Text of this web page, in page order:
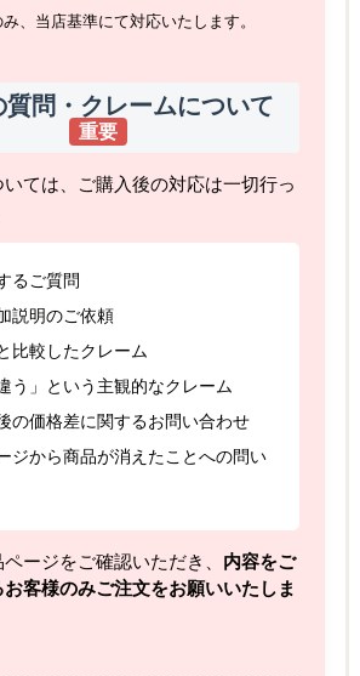
、当店基準にて対応いたします。
質問・クレームについて
重要
ては、ご購入後の対応は一切行っ
るご質問
説明のご依頼
比較したクレーム
う」という主観的なクレーム
の価格差に関するお問い合わせ
ジから商品が消えたことへの問い
ージをご確認いただき、 内容をご
客様のみご注文をお願いいたしま